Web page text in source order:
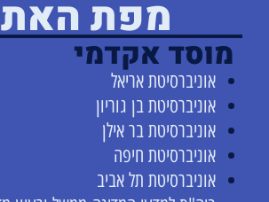
מפת
מוסד אקדמי
אוניברסיטת אריאל
אוניברסיטת בן גוריון
אוניברסיטת בר אילן
אוניברסיטת חיפה
אוניברסיטת תל אביב